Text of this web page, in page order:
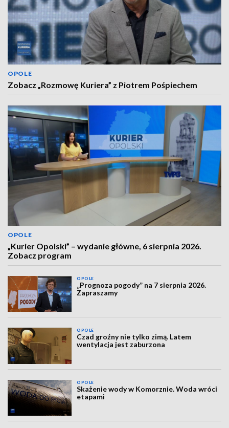
OPOLE
Zobacz „Rozmowę Kuriera” z Piotrem Pośpiechem
OPOLE
„Kurier Opolski” – wydanie główne, 6 sierpnia 2026.
Zobacz program
OPOLE
„Prognoza pogody” na 7 sierpnia 2026.
Zapraszamy
OPOLE
Czad groźny nie tylko zimą. Latem
wentylacja jest zaburzona
OPOLE
Skażenie wody w Komorznie. Woda wróci
etapami